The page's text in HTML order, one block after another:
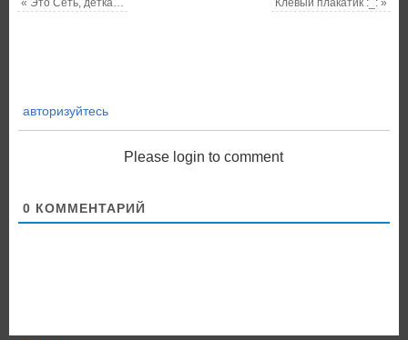
« Это Сеть, детка… Клевый плакатик :_:»
авторизуйтесь
Please login to comment
0 КОММЕНТАРИЙ